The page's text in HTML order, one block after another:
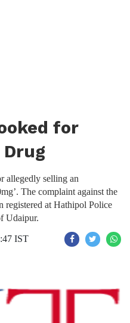
for
allegedly selling an
The complaint against the
registered at Hathipol Police
Udaipur.
IST